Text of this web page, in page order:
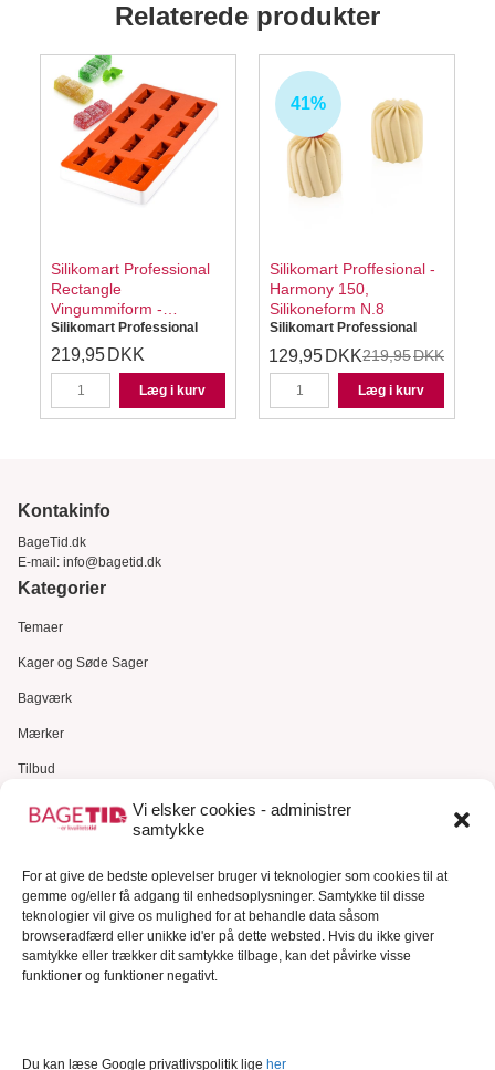
Vi elsker cookies - administrer
samtykke
For at give de bedste oplevelser bruger vi teknologier som cookies til at
gemme og/eller få adgang til enhedsoplysninger. Samtykke til disse
teknologier vil give os mulighed for at behandle data såsom
browseradfærd eller unikke id'er på dette websted. Hvis du ikke giver
samtykke eller trækker dit samtykke tilbage, kan det påvirke visse
funktioner og funktioner negativt.
Du kan læse Google privatlivspolitik lige her
Relaterede produkter
Silikomart Professional
Rectangle
Vingummiform -
Silikoneform
Silikomart Professional
219,95 DKK
Læg i kurv
41%
Silikomart Proffesional -
Harmony 150,
Silikoneform N.8
Silikomart Professional
219,95DKK
129,95 DKK
Læg i kurv
Kontakinfo
BageTid.dk
E-mail: info@bagetid.dk
Kategorier
Temaer
Kager og Søde Sager
Bagværk
Mærker
Tilbud
Gavekort
Kundeservice
Kundeservice
FAQ – Ofte stillede spørgsmål
Om Bagetid.dk
Se Fødevarestyrelsens smiley-rapporter